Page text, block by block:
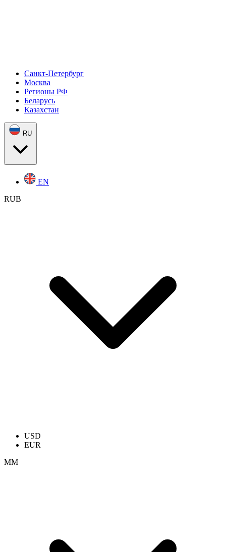
Санкт-Петербург
Москва
Регионы РФ
Беларусь
Казахстан
RU
EN
RUB
USD
EUR
ММ